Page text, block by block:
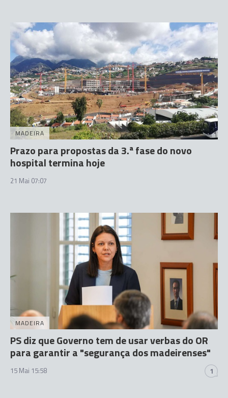
MADEIRA
Prazo para propostas da 3.ª fase do novo
hospital termina hoje
21 Mai 07:07
MADEIRA
PS diz que Governo tem de usar verbas do OR
para garantir a "segurança dos madeirenses"
15 Mai 15:58 1